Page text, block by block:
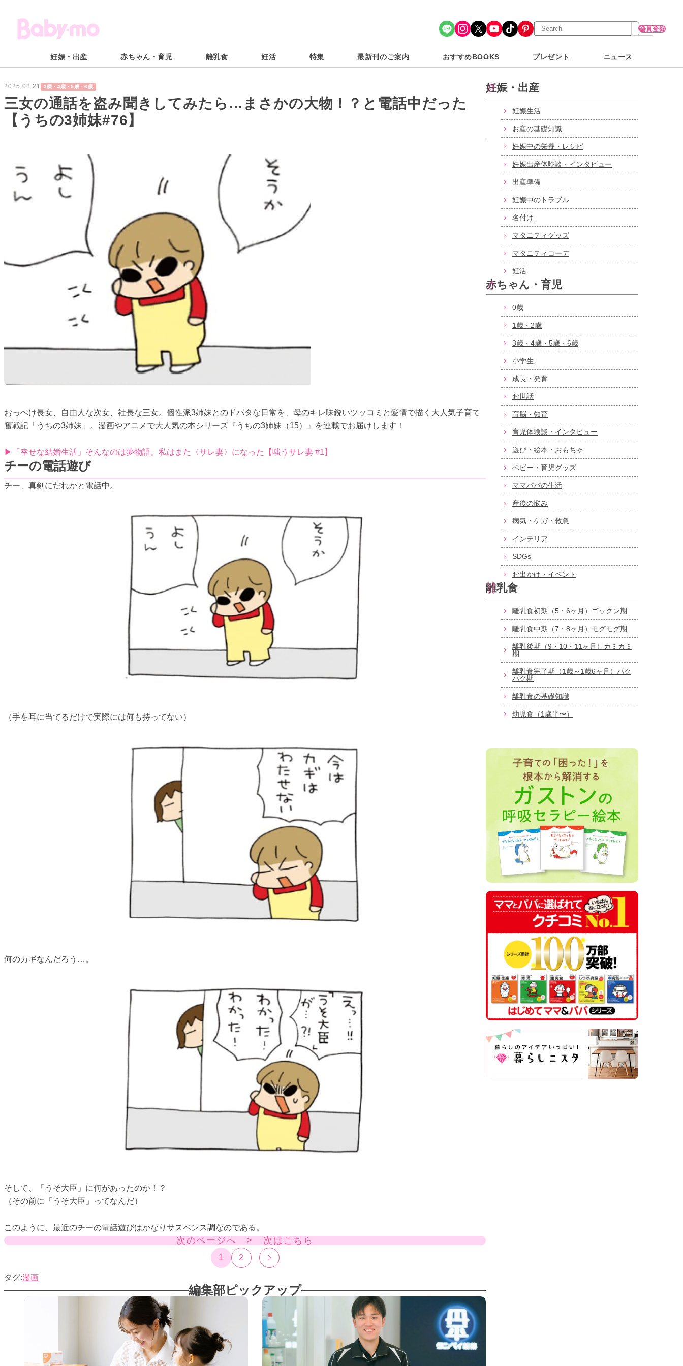
Share Icon Instagram X YouTube TikTok Pinterest
検
索
会員登録
妊娠・出産 赤ちゃん・育児 離乳食 妊活 特集 最新刊のご案内 おすすめBOOKS プレゼント ニュース
2025.08.21 3歳・4歳・5歳・6歳
三女の通話を盗み聞きしてみたら…まさかの大物！？と電話中だった
【うちの3姉妹#76】
おっぺけ長女、自由人な次女、社長な三女。個性派3姉妹とのドバタな日常を、母のキレ味鋭いツッコミと愛情で描く大人気子育て
奮戦記「うちの3姉妹」。漫画やアニメで大人気の本シリーズ『うちの3姉妹（15）』を連載でお届けします！
▶「幸せな結婚生活」そんなのは夢物語。私はまた〈サレ妻〉になった【嗤うサレ妻 #1】
チーの電話遊び
チー、真剣にだれかと電話中。
（手を耳に当てるだけで実際には何も持ってない）
何のカギなんだろう…。
そして、「うそ大臣」に何があったのか！？
（その前に「うそ大臣」ってなんだ）
このように、最近のチーの電話遊びはかなりサスペンス調なのである。
次のページへ > 次はこちら
1 2
漫画
編集部ピックアップ
妊娠・出産
妊娠生活
お産の基礎知識
妊娠中の栄養・レシピ
妊娠出産体験談・インタビュー
出産準備
妊娠中のトラブル
名付け
マタニティグッズ
マタニティコーデ
妊活
赤ちゃん・育児
0歳
1歳・2歳
3歳・4歳・5歳・6歳
小学生
成長・発育
お世話
育脳・知育
育児体験談・インタビュー
遊び・絵本・おもちゃ
ベビー・育児グッズ
ママパパの生活
産後の悩み
病気・ケガ・救急
インテリア
SDGs
お出かけ・イベント
離乳食
離乳食初期（5・6ヶ月）ゴックン期
離乳食中期（7・8ヶ月）モグモグ期
離乳後期（9・10・11ヶ月）カミカミ
期
離乳食完了期（1歳～1歳6ヶ月）パク
パク期
離乳食の基礎知識
幼児食（1歳半〜）